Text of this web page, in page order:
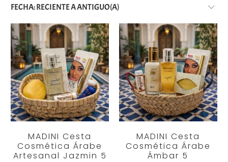
MADINI Cesta
Cosmética Árabe
Artesanal Jazmin 5
MADINI Cesta
Cosmética Árabe
Ámbar 5